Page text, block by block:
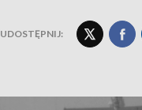
UDOSTĘPNIJ: